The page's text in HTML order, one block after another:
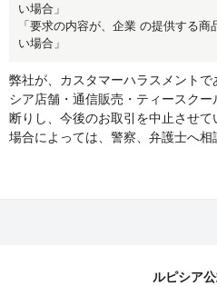
い場合」
「要求の内容が、企業 の提供する
い場合」
弊社が、カスタマーハラスメント
シア店舗・通信販売・ティースク
断りし、今後のお取引を中止させて
場合によっては、警察、弁護士へ相
ルピシア